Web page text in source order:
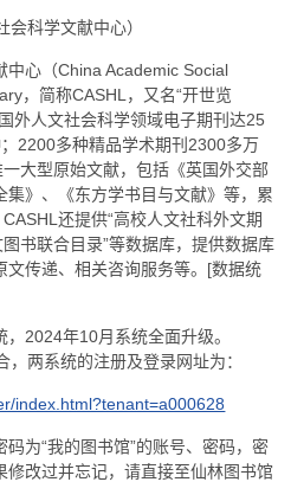
会科学文献中心）
中心（China Academic Social
，简称CASHL，又名“开世览
外人文社会科学领域电子期刊达25
2200多种精品学术期刊2300多万
大型原始文献，包括《英国外交部
》、《东方学书目与文献》等，累
还提供“高校人文社科外文期
书联合目录”等数据库，提供数据库
文传递、相关咨询服务等。[数据统
2024年10月系统全面升级。
两系统的注册及登录网址为：
index.html?tenant=a000628
为“我的图书馆”的账号、密码，密
修改过并忘记，请直接至仙林图书馆